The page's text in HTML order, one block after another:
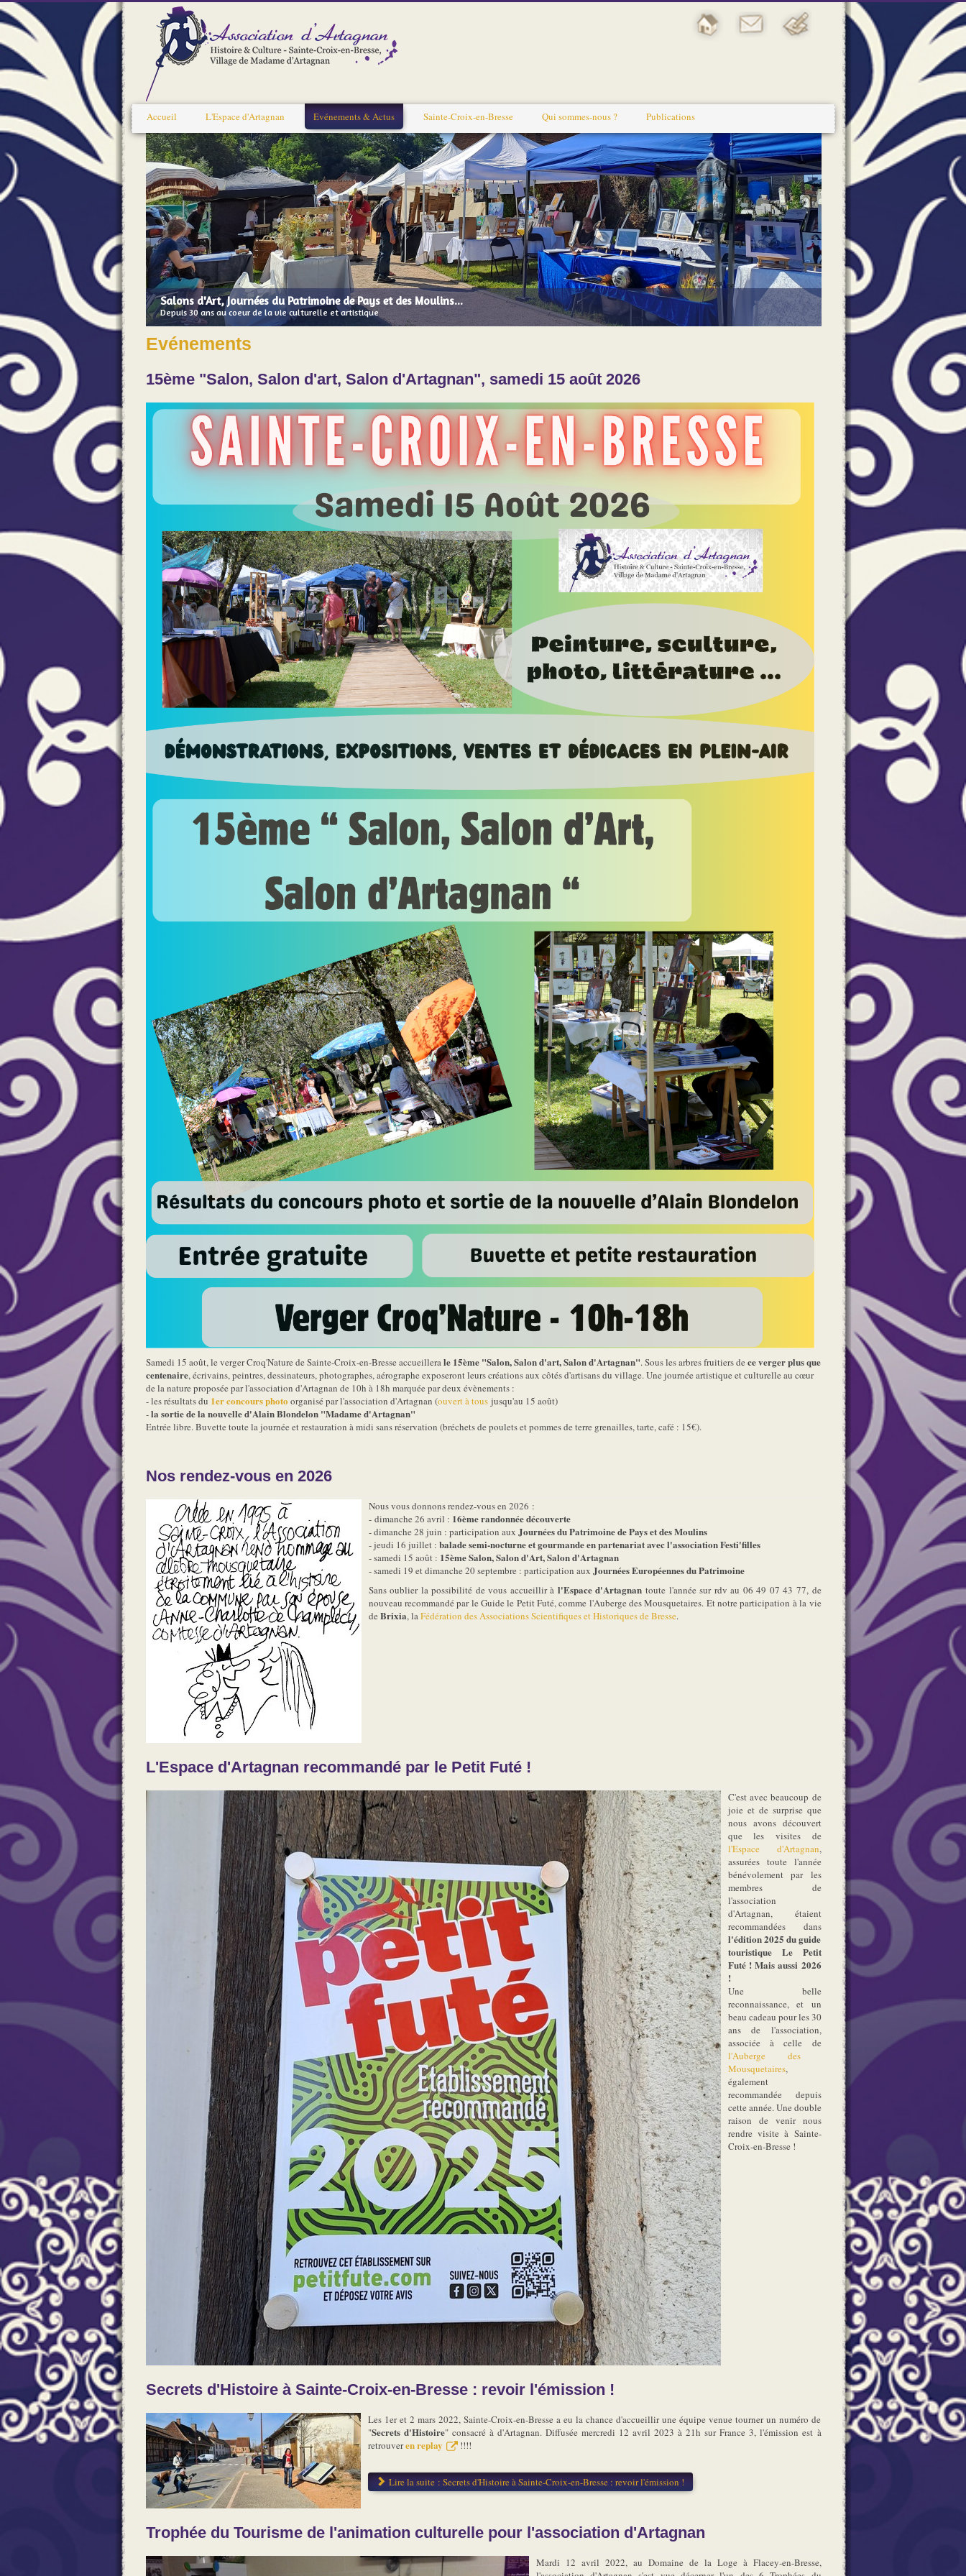
Accueil L'Espace d'Artagnan Evénements & Actus Sainte-Croix-en-Bresse Qui sommes-nous ? Publications
Salons d'Art, Journées du Patrimoine de Pays et des Moulins...
Depuis 30 ans au coeur de la vie culturelle et artistique
Evénements
15ème "Salon, Salon d'art, Salon d'Artagnan", samedi 15 août 2026
Samedi 15 août, le verger Croq'Nature de Sainte-Croix-en-Bresse accueillera le 15ème "Salon, Salon d'art, Salon d'Artagnan". Sous les arbres fruitiers de ce verger plus que
centenaire, écrivains, peintres, dessinateurs, photographes, aérographe exposeront leurs créations aux côtés d'artisans du village. Une journée artistique et culturelle au cœur
de la nature proposée par l'association d'Artagnan de 10h à 18h marquée par deux évènements :
- les résultats du 1er concours photo organisé par l'association d'Artagnan (ouvert à tousjusqu'au 15 août)
-la sortie de la nouvelle d'Alain Blondelon "Madame d'Artagnan"
Entrée libre. Buvette toute la journée et restauration à midi sans réservation (bréchets de poulets et pommes de terre grenailles, tarte, café : 15€).
Nos rendez-vous en 2026
Nous vous donnons rendez-vous en 2026 :
- dimanche 26 avril : 16ème randonnée découverte
- dimanche 28 juin : participation aux Journées du Patrimoine de Pays et des Moulins
- jeudi 16 juillet : balade semi-nocturne et gourmande en partenariat avec l'association Festi'filles
- samedi 15 août : 15ème Salon, Salon d'Art, Salon d'Artagnan
- samedi 19 et dimanche 20 septembre : participation aux Journées Européennes du Patrimoine
Sans oublier la possibilité de vous accueillir à l'Espace d'Artagnan toute l'année sur rdv au 06 49 07 43 77, de
nouveau recommandé par le Guide le Petit Futé, comme l'Auberge des Mousquetaires. Et notre participation à la vie
de Brixia, la Fédération des Associations Scientifiques et Historiques de Bresse.
L'Espace d'Artagnan recommandé par le Petit Futé !
C'est avec beaucoup de
joie et de surprise que
nous avons découvert
que les visites de
l'Espace d'Artagnan,
assurées toute l'année
bénévolement par les
membres de
l'association
d'Artagnan, étaient
recommandées dans
l'édition 2025 du guide
touristique Le Petit
Futé ! Mais aussi 2026
!
Une belle
reconnaissance, et un
beau cadeau pour les 30
ans de l'association,
associée à celle de
l'Auberge des
Mousquetaires,
également
recommandée depuis
cette année. Une double
raison de venir nous
rendre visite à Sainte-
Croix-en-Bresse !
Secrets d'Histoire à Sainte-Croix-en-Bresse : revoir l'émission !
Les 1er et 2 mars 2022, Sainte-Croix-en-Bresse a eu la chance d'accueillir une équipe venue tourner un numéro de
"Secrets d'Histoire" consacré à d'Artagnan. Diffusée mercredi 12 avril 2023 à 21h sur France 3, l'émission est à
retrouveren replay !!!!
Lire la suite : Secrets d'Histoire à Sainte-Croix-en-Bresse : revoir l'émission !
Trophée du Tourisme de l'animation culturelle pour l'association d'Artagnan
Mardi 12 avril 2022, au Domaine de la Loge à Flacey-en-Bresse,